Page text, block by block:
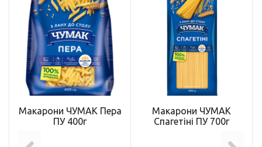
Макарони ЧУМАК Пера
ПУ 400г
Макарони ЧУМАК
Спагетіні ПУ 700г